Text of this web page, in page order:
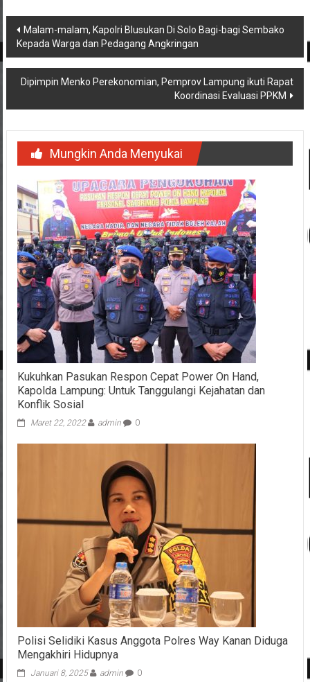
Navigasi
pos
Malam-malam, Kapolri Blusukan Di Solo Bagi-bagi Sembako
Kepada Warga dan Pedagang Angkringan
Dipimpin Menko Perekonomian, Pemprov Lampung ikuti Rapat
Koordinasi Evaluasi PPKM
Mungkin Anda Menyukai
Kukuhkan Pasukan Respon Cepat Power On Hand,
Kapolda Lampung: Untuk Tanggulangi Kejahatan dan
Konflik Sosial
Maret 22, 2022 admin 0
Polisi Selidiki Kasus Anggota Polres Way Kanan Diduga
Mengakhiri Hidupnya
Januari 8, 2025 admin 0